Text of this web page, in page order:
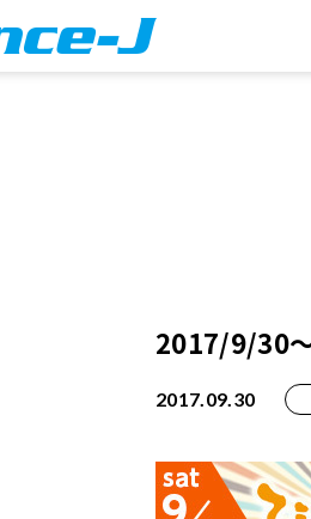
2017/9/30
2017.09.30